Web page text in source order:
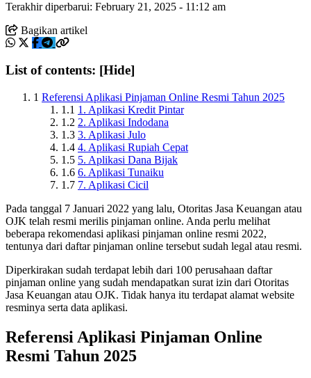
Terakhir diperbarui: February 21, 2025 - 11:12 am
Bagikan artikel
List of contents: [Hide]
1 Referensi Aplikasi Pinjaman Online Resmi Tahun 2025
1.1 1. Aplikasi Kredit Pintar
1.2 2. Aplikasi Indodana
1.3 3. Aplikasi Julo
1.4 4. Aplikasi Rupiah Cepat
1.5 5. Aplikasi Dana Bijak
1.6 6. Aplikasi Tunaiku
1.7 7. Aplikasi Cicil
Pada tanggal 7 Januari 2022 yang lalu, Otoritas Jasa Keuangan atau
OJK telah resmi merilis pinjaman online. Anda perlu melihat
beberapa rekomendasi aplikasi pinjaman online resmi 2022,
tentunya dari daftar pinjaman online tersebut sudah legal atau resmi.
Diperkirakan sudah terdapat lebih dari 100 perusahaan daftar
pinjaman online yang sudah mendapatkan surat izin dari Otoritas
Jasa Keuangan atau OJK. Tidak hanya itu terdapat alamat website
resminya serta data aplikasi.
Referensi Aplikasi Pinjaman Online
Resmi Tahun 2025